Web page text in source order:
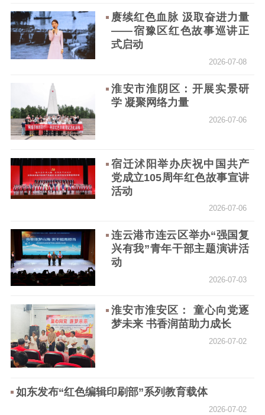
公共服务
新时代公民素养
提升资源库
新闻出版
登记服务
服务管理平台
管理平台
服务管理
文化产业
统计分析
数字出版
新闻发布工作备
案管理系统
服务
共建共享平台
习平台
责任编辑注册
业务申报系统
赓续红色血脉 汲取奋进力量
——宿豫区红色故事巡讲正
式启动
2026-07-08
淮安市淮阴区：开展实景研
学 凝聚网络力量
2026-07-06
宿迁沭阳举办庆祝中国共产
党成立105周年红色故事宣讲
活动
2026-07-06
连云港市连云区举办“强国复
兴有我”青年干部主题演讲活
动
2026-07-03
淮安市淮安区： 童心向党逐
梦未来 书香润苗助力成长
2026-07-02
如东发布“红色编辑印刷部”系列教育载体
2026-07-02